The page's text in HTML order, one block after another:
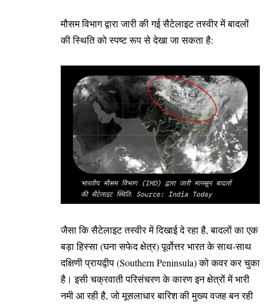
​मौसम विभाग द्वारा जारी की गई सैटेलाइट तस्वीर में बादलों
की स्थिति को स्पष्ट रूप से देखा जा सकता है:
जैसा कि सैटेलाइट तस्वीर में दिखाई दे रहा है, बादलों का एक
बड़ा हिस्सा (घना सफेद क्षेत्र) पूर्वोत्तर भारत के साथ-साथ
दक्षिणी प्रायद्वीप (Southern Peninsula) को कवर कर चुका
है। इसी चक्रवाती परिसंचरण के कारण इन क्षेत्रों में भारी
नमी आ रही है, जो मूसलाधार बारिश की मुख्य वजह बन रही